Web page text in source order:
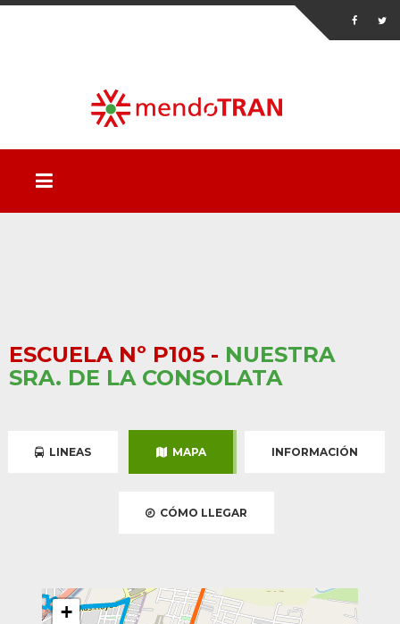
ESCUELA Nº P105 - NUESTRA
SRA. DE LA CONSOLATA
LINEAS MAPA INFORMACIÓN
CÓMO LLEGAR
+